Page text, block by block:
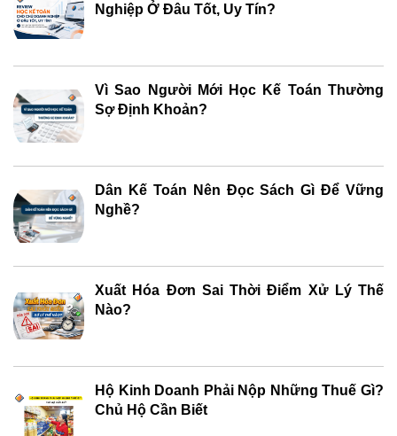
Nghiệp Ở Đâu Tốt, Uy Tín?
Vì Sao Người Mới Học Kế Toán Thường
Sợ Định Khoản?
Dân Kế Toán Nên Đọc Sách Gì Để Vững
Nghề?
Xuất Hóa Đơn Sai Thời Điểm Xử Lý Thế
Nào?
Hộ Kinh Doanh Phải Nộp Những Thuế Gì?
Chủ Hộ Cần Biết